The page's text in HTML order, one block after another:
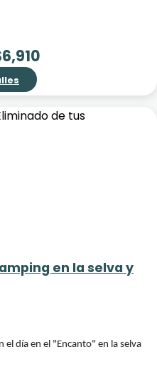
6,910
de tus
en la selva y
el día en el "Encanto" en la selva